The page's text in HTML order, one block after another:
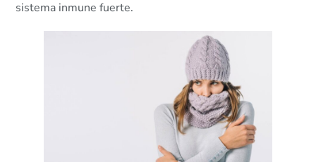
sistema inmune fuerte.